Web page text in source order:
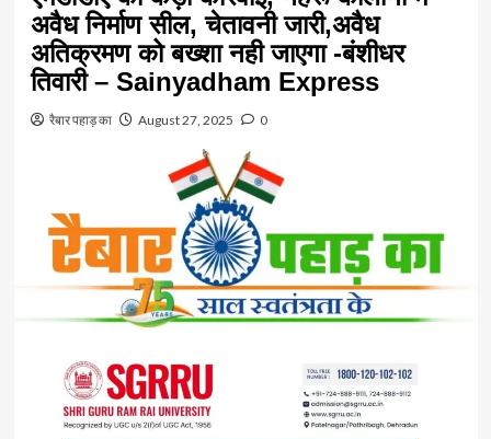
अवैध निर्माण सील, चेतावनी जारी,अवैध
अतिक्रमण को बख्शा नही जाएगा -बंशीधर
तिवारी – Sainyadham Express
रैबार पहाड़ का August 27, 2025 0